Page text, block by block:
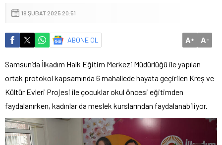
19 ŞUBAT 2025 20:51
ABONE OL A+ A-
Samsun’da İlkadım Halk Eğitim Merkezi Müdürlüğü ile yapılan
ortak protokol kapsamında 6 mahallede hayata geçirilen Kreş ve
Kültür Evleri Projesi ile çocuklar okul öncesi eğitimden
faydalanırken, kadınlar da meslek kurslarından faydalanabiliyor.